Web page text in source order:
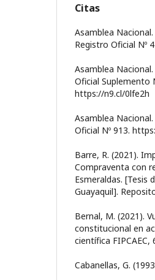
Citas
Asamblea
Registro Oficial Nº
Asamblea
Oficial Suplemento
https://n9.cl/0lfe2h
Asamblea
Oficial Nº 913.
Barre, R. (2021).
Compraventa con
Esmeraldas. [Tesis
Guayaquil].
Bernal, M. (2021).
constitucional en
científica
Cabanellas, G.